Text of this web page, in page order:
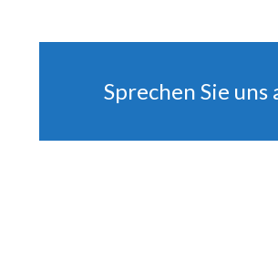
Sprechen Sie uns